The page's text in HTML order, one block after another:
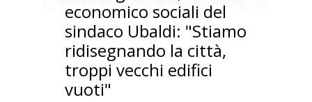
economico sociali del
sindaco Ubaldi: "Stiamo
ridisegnando la città,
troppi vecchi edifici
vuoti"